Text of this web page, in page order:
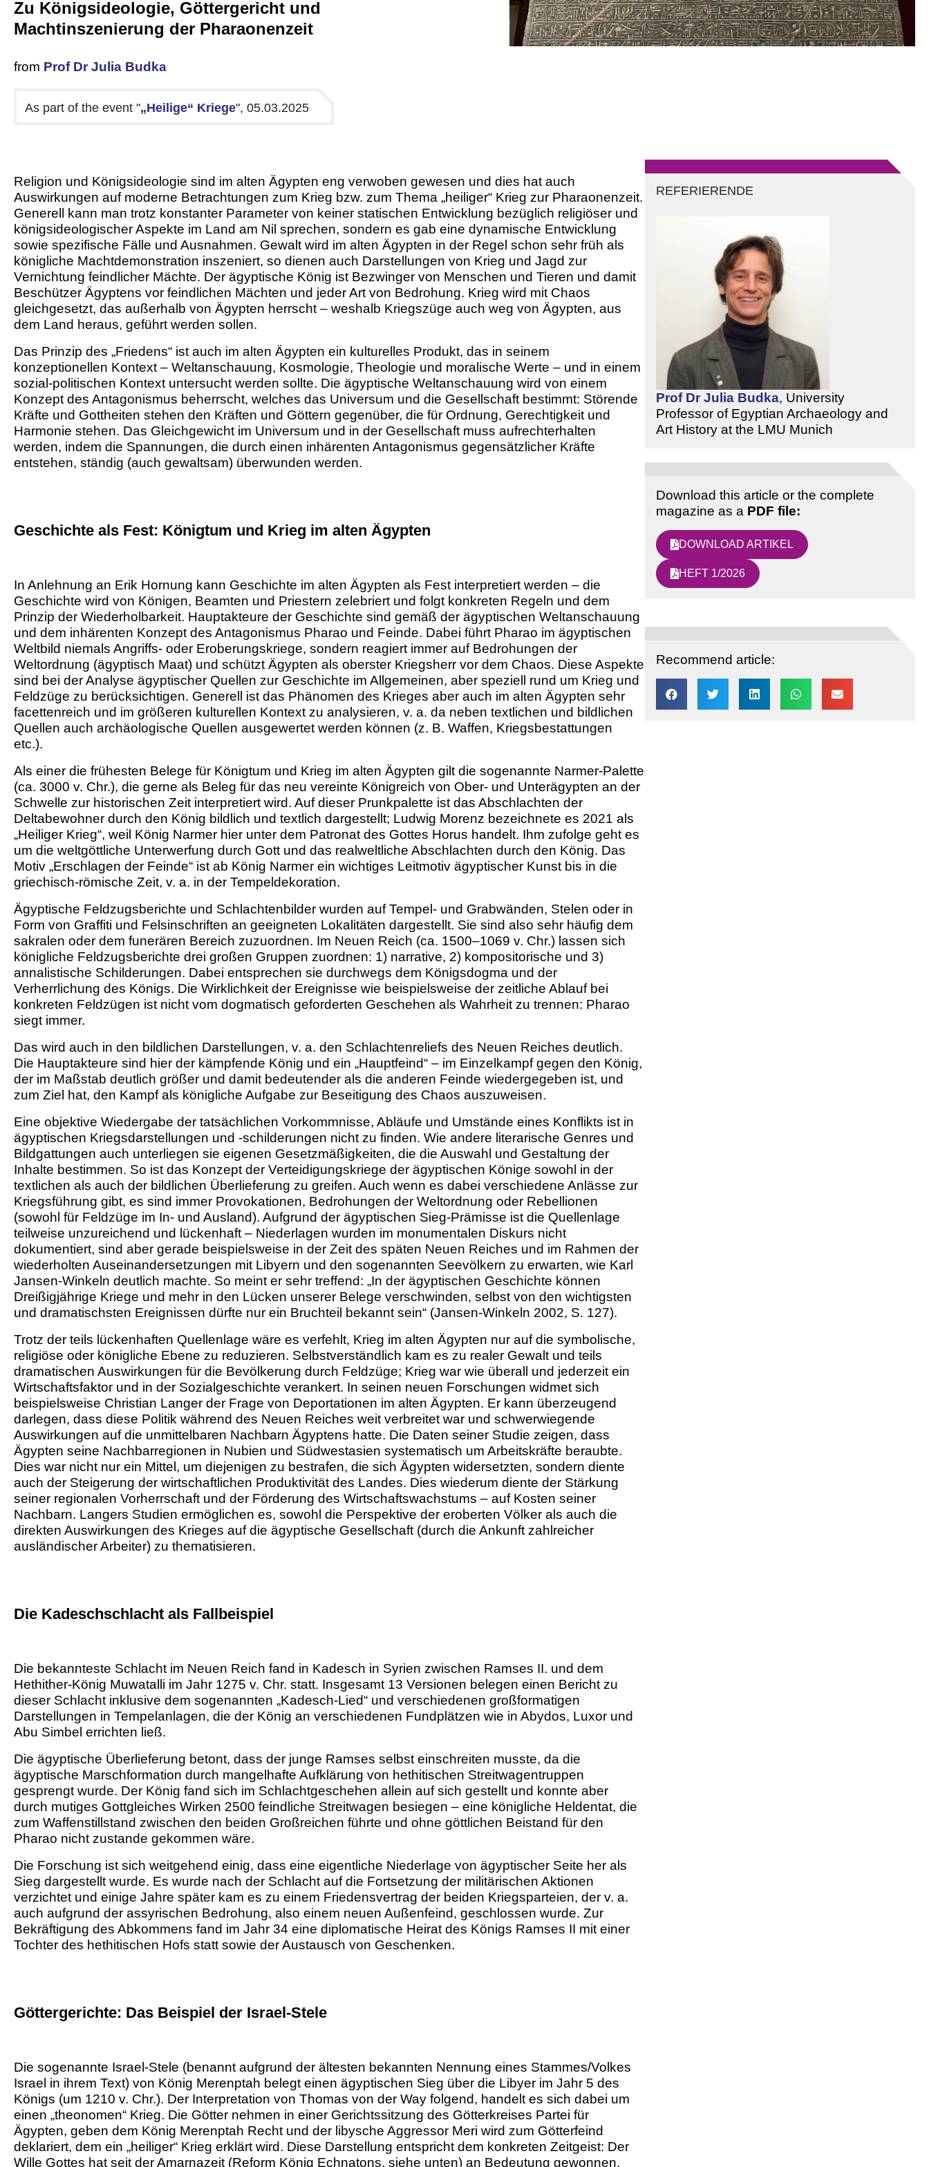
Zu Königsideologie, Göttergericht und
Machtinszenierung der Pharaonenzeit
from Prof Dr Julia Budka
As part of the event "„Heilige“ Kriege", 05.03.2025
Religion und Königsideologie sind im alten Ägypten eng verwoben gewesen und dies hat auch
Auswirkungen auf moderne Betrachtungen zum Krieg bzw. zum Thema „heiliger“ Krieg zur Pharaonenzeit.
Generell kann man trotz konstanter Parameter von keiner statischen Entwicklung bezüglich religiöser und
königsideologischer Aspekte im Land am Nil sprechen, sondern es gab eine dynamische Entwicklung
sowie spezifische Fälle und Ausnahmen. Gewalt wird im alten Ägypten in der Regel schon sehr früh als
königliche Machtdemonstration inszeniert, so dienen auch Darstellungen von Krieg und Jagd zur
Vernichtung feindlicher Mächte. Der ägyptische König ist Bezwinger von Menschen und Tieren und damit
Beschützer Ägyptens vor feindlichen Mächten und jeder Art von Bedrohung. Krieg wird mit Chaos
gleichgesetzt, das außerhalb von Ägypten herrscht – weshalb Kriegszüge auch weg von Ägypten, aus
dem Land heraus, geführt werden sollen.
Das Prinzip des „Friedens“ ist auch im alten Ägypten ein kulturelles Produkt, das in seinem
konzeptionellen Kontext – Weltanschauung, Kosmologie, Theologie und moralische Werte – und in einem
sozial-politischen Kontext untersucht werden sollte. Die ägyptische Weltanschauung wird von einem
Konzept des Antagonismus beherrscht, welches das Universum und die Gesellschaft bestimmt: Störende
Kräfte und Gottheiten stehen den Kräften und Göttern gegenüber, die für Ordnung, Gerechtigkeit und
Harmonie stehen. Das Gleichgewicht im Universum und in der Gesellschaft muss aufrechterhalten
werden, indem die Spannungen, die durch einen inhärenten Antagonismus gegensätzlicher Kräfte
entstehen, ständig (auch gewaltsam) überwunden werden.
Geschichte als Fest: Königtum und Krieg im alten Ägypten
In Anlehnung an Erik Hornung kann Geschichte im alten Ägypten als Fest interpretiert werden – die
Geschichte wird von Königen, Beamten und Priestern zelebriert und folgt konkreten Regeln und dem
Prinzip der Wiederholbarkeit. Hauptakteure der Geschichte sind gemäß der ägyptischen Weltanschauung
und dem inhärenten Konzept des Antagonismus Pharao und Feinde. Dabei führt Pharao im ägyptischen
Weltbild niemals Angriffs- oder Eroberungskriege, sondern reagiert immer auf Bedrohungen der
Weltordnung (ägyptisch Maat) und schützt Ägypten als oberster Kriegsherr vor dem Chaos. Diese Aspekte
sind bei der Analyse ägyptischer Quellen zur Geschichte im Allgemeinen, aber speziell rund um Krieg und
Feldzüge zu berücksichtigen. Generell ist das Phänomen des Krieges aber auch im alten Ägypten sehr
facettenreich und im größeren kulturellen Kontext zu analysieren, v. a. da neben textlichen und bildlichen
Quellen auch archäologische Quellen ausgewertet werden können (z. B. Waffen, Kriegsbestattungen
etc.).
Als einer die frühesten Belege für Königtum und Krieg im alten Ägypten gilt die sogenannte Narmer-Palette
(ca. 3000 v. Chr.), die gerne als Beleg für das neu vereinte Königreich von Ober- und Unterägypten an der
Schwelle zur historischen Zeit interpretiert wird. Auf dieser Prunkpalette ist das Abschlachten der
Deltabewohner durch den König bildlich und textlich dargestellt; Ludwig Morenz bezeichnete es 2021 als
„Heiliger Krieg“, weil König Narmer hier unter dem Patronat des Gottes Horus handelt. Ihm zufolge geht es
um die weltgöttliche Unterwerfung durch Gott und das realweltliche Abschlachten durch den König. Das
Motiv „Erschlagen der Feinde“ ist ab König Narmer ein wichtiges Leitmotiv ägyptischer Kunst bis in die
griechisch-römische Zeit, v. a. in der Tempeldekoration.
Ägyptische Feldzugsberichte und Schlachtenbilder wurden auf Tempel- und Grabwänden, Stelen oder in
Form von Graffiti und Felsinschriften an geeigneten Lokalitäten dargestellt. Sie sind also sehr häufig dem
sakralen oder dem funerären Bereich zuzuordnen. Im Neuen Reich (ca. 1500–1069 v. Chr.) lassen sich
königliche Feldzugsberichte drei großen Gruppen zuordnen: 1) narrative, 2) kompositorische und 3)
annalistische Schilderungen. Dabei entsprechen sie durchwegs dem Königsdogma und der
Verherrlichung des Königs. Die Wirklichkeit der Ereignisse wie beispielsweise der zeitliche Ablauf bei
konkreten Feldzügen ist nicht vom dogmatisch geforderten Geschehen als Wahrheit zu trennen: Pharao
siegt immer.
Das wird auch in den bildlichen Darstellungen, v. a. den Schlachtenreliefs des Neuen Reiches deutlich.
Die Hauptakteure sind hier der kämpfende König und ein „Hauptfeind“ – im Einzelkampf gegen den König,
der im Maßstab deutlich größer und damit bedeutender als die anderen Feinde wiedergegeben ist, und
zum Ziel hat, den Kampf als königliche Aufgabe zur Beseitigung des Chaos auszuweisen.
Eine objektive Wiedergabe der tatsächlichen Vorkommnisse, Abläufe und Umstände eines Konflikts ist in
ägyptischen Kriegsdarstellungen und -schilderungen nicht zu finden. Wie andere literarische Genres und
Bildgattungen auch unterliegen sie eigenen Gesetzmäßigkeiten, die die Auswahl und Gestaltung der
Inhalte bestimmen. So ist das Konzept der Verteidigungskriege der ägyptischen Könige sowohl in der
textlichen als auch der bildlichen Überlieferung zu greifen. Auch wenn es dabei verschiedene Anlässe zur
Kriegsführung gibt, es sind immer Provokationen, Bedrohungen der Weltordnung oder Rebellionen
(sowohl für Feldzüge im In- und Ausland). Aufgrund der ägyptischen Sieg-Prämisse ist die Quellenlage
teilweise unzureichend und lückenhaft – Niederlagen wurden im monumentalen Diskurs nicht
dokumentiert, sind aber gerade beispielsweise in der Zeit des späten Neuen Reiches und im Rahmen der
wiederholten Auseinandersetzungen mit Libyern und den sogenannten Seevölkern zu erwarten, wie Karl
Jansen-Winkeln deutlich machte. So meint er sehr treffend: „In der ägyptischen Geschichte können
Dreißigjährige Kriege und mehr in den Lücken unserer Belege verschwinden, selbst von den wichtigsten
und dramatischsten Ereignissen dürfte nur ein Bruchteil bekannt sein“ (Jansen-Winkeln 2002, S. 127).
Trotz der teils lückenhaften Quellenlage wäre es verfehlt, Krieg im alten Ägypten nur auf die symbolische,
religiöse oder königliche Ebene zu reduzieren. Selbstverständlich kam es zu realer Gewalt und teils
dramatischen Auswirkungen für die Bevölkerung durch Feldzüge; Krieg war wie überall und jederzeit ein
Wirtschaftsfaktor und in der Sozialgeschichte verankert. In seinen neuen Forschungen widmet sich
beispielsweise Christian Langer der Frage von Deportationen im alten Ägypten. Er kann überzeugend
darlegen, dass diese Politik während des Neuen Reiches weit verbreitet war und schwerwiegende
Auswirkungen auf die unmittelbaren Nachbarn Ägyptens hatte. Die Daten seiner Studie zeigen, dass
Ägypten seine Nachbarregionen in Nubien und Südwestasien systematisch um Arbeitskräfte beraubte.
Dies war nicht nur ein Mittel, um diejenigen zu bestrafen, die sich Ägypten widersetzten, sondern diente
auch der Steigerung der wirtschaftlichen Produktivität des Landes. Dies wiederum diente der Stärkung
seiner regionalen Vorherrschaft und der Förderung des Wirtschaftswachstums – auf Kosten seiner
Nachbarn. Langers Studien ermöglichen es, sowohl die Perspektive der eroberten Völker als auch die
direkten Auswirkungen des Krieges auf die ägyptische Gesellschaft (durch die Ankunft zahlreicher
ausländischer Arbeiter) zu thematisieren.
Die Kadeschschlacht als Fallbeispiel
Die bekannteste Schlacht im Neuen Reich fand in Kadesch in Syrien zwischen Ramses II. und dem
Hethither-König Muwatalli im Jahr 1275 v. Chr. statt. Insgesamt 13 Versionen belegen einen Bericht zu
dieser Schlacht inklusive dem sogenannten „Kadesch-Lied“ und verschiedenen großformatigen
Darstellungen in Tempelanlagen, die der König an verschiedenen Fundplätzen wie in Abydos, Luxor und
Abu Simbel errichten ließ.
Die ägyptische Überlieferung betont, dass der junge Ramses selbst einschreiten musste, da die
ägyptische Marschformation durch mangelhafte Aufklärung von hethitischen Streitwagentruppen
gesprengt wurde. Der König fand sich im Schlachtgeschehen allein auf sich gestellt und konnte aber
durch mutiges Gottgleiches Wirken 2500 feindliche Streitwagen besiegen – eine königliche Heldentat, die
zum Waffenstillstand zwischen den beiden Großreichen führte und ohne göttlichen Beistand für den
Pharao nicht zustande gekommen wäre.
Die Forschung ist sich weitgehend einig, dass eine eigentliche Niederlage von ägyptischer Seite her als
Sieg dargestellt wurde. Es wurde nach der Schlacht auf die Fortsetzung der militärischen Aktionen
verzichtet und einige Jahre später kam es zu einem Friedensvertrag der beiden Kriegsparteien, der v. a.
auch aufgrund der assyrischen Bedrohung, also einem neuen Außenfeind, geschlossen wurde. Zur
Bekräftigung des Abkommens fand im Jahr 34 eine diplomatische Heirat des Königs Ramses II mit einer
Tochter des hethitischen Hofs statt sowie der Austausch von Geschenken.
Göttergerichte: Das Beispiel der Israel-Stele
Die sogenannte Israel-Stele (benannt aufgrund der ältesten bekannten Nennung eines Stammes/Volkes
Israel in ihrem Text) von König Merenptah belegt einen ägyptischen Sieg über die Libyer im Jahr 5 des
Königs (um 1210 v. Chr.). Der Interpretation von Thomas von der Way folgend, handelt es sich dabei um
einen „theonomen“ Krieg. Die Götter nehmen in einer Gerichtssitzung des Götterkreises Partei für
Ägypten, geben dem König Merenptah Recht und der libysche Aggressor Meri wird zum Götterfeind
deklariert, dem ein „heiliger“ Krieg erklärt wird. Diese Darstellung entspricht dem konkreten Zeitgeist: Der
Wille Gottes hat seit der Amarnazeit (Reform König Echnatons, siehe unten) an Bedeutung gewonnen.
REFERIERENDE
Prof Dr Julia Budka, University
Professor of Egyptian Archaeology and
Art History at the LMU Munich
Download this article or the complete
magazine as a PDF file:
DOWNLOAD ARTIKEL
HEFT 1/2026
Recommend article: